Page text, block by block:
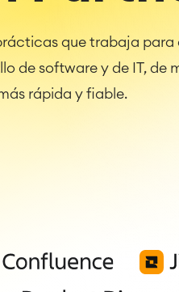
que trabaja
de software y de IT, de
rápida y fiable.